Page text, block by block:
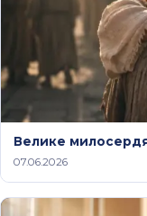
Велике
07.06.2026